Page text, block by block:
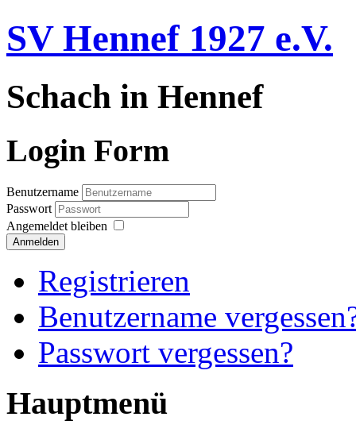
SV Hennef 1927 e.V.
Schach in Hennef
Login Form
Benutzername
Passwort
Angemeldet bleiben
Anmelden
Registrieren
Benutzername
Passwort vergessen?
Hauptmenü